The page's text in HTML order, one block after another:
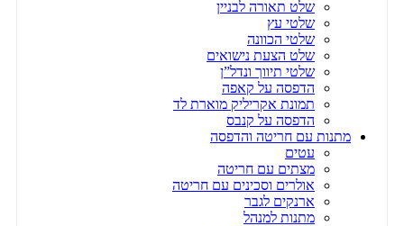
שלט תאורה לבניין
שלטי עץ
שלטי הכוונה
שלט הצעת נישואים
שלטי תיווך ונדל”ן
הדפסה על קאפה
תמונת אקריליק מוארת לד
הדפסה על קנבס
מתנות עם חריטה והדפסה
עטים
מצתים עם חריטה
אולרים וסכינים עם חריטה
ארנקים לגבר
מתנות למנהל